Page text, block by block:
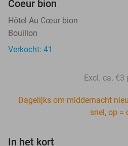
Coeur bion
Hôtel Au Cœur bion
Bouillon
Verkocht: 41
Excl. ca. €3
Dagelijks om middernacht
snel, op =
In het kort